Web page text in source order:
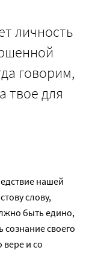
личность
говорим,
твое для
нашей
слову,
быть едино,
своего
вере и со